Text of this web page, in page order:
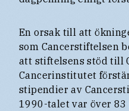
En orsak till att
som Cancerstiftelsen
att stiftelsens stöd till
Cancerinstitutet
stipendier av
1990-talet var över 83